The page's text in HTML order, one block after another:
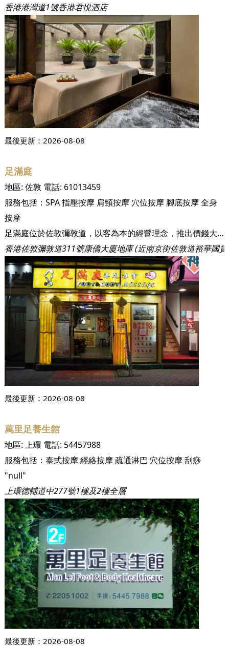
香港港灣道1號香港君悅酒店
最後更新： 2026-08-08
足滿庭
地區: 佐敦 電話: 61013459
服務包括： SPA指壓按摩 肩頸按摩 穴位按摩 腳底按摩全身
按摩
足滿庭位於佐敦彌敦道，以客為本的經營理念，推出價錢大眾化和多元化的服務，按摩技師服務好，環境舒適，二十四小時營業
香港佐敦彌敦道311號康僑大廈地庫 (近南京街佐敦道裕華國
最後更新： 2026-08-08
萬里足養生館
地區: 上環 電話: 54457988
服務包括： 泰式按摩經絡按摩疏通淋巴 穴位按摩刮痧
"null"
上環德輔道中277號1樓及2樓全層
最後更新： 2026-08-08